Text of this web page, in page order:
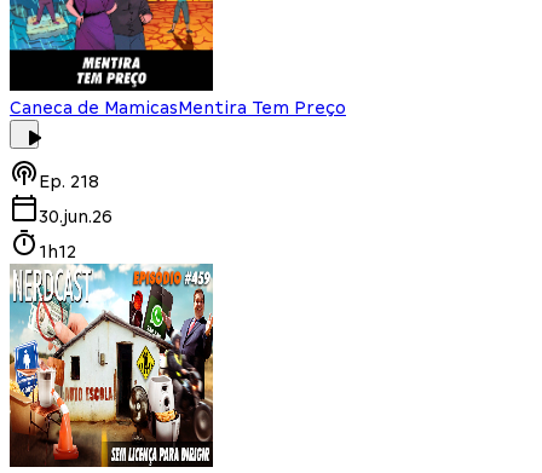
Caneca de MamicasMentira Tem Preço
Ep. 218
30.jun.26
1h12